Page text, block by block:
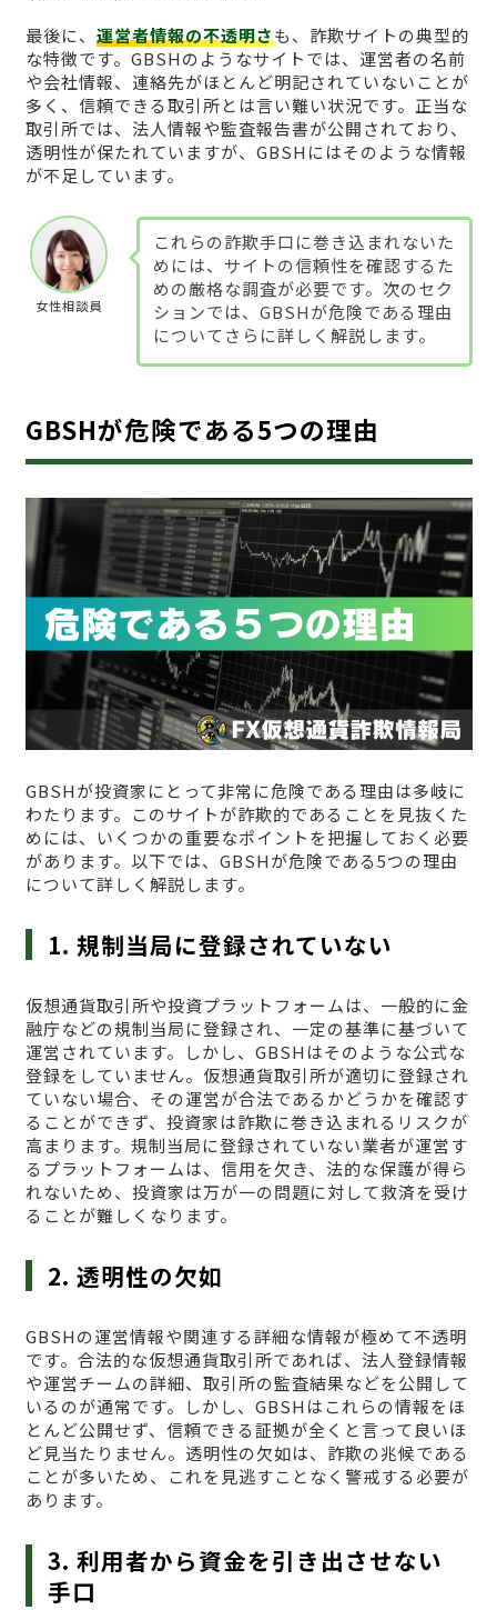
最後に、 運営者情報の不透明さも、詐欺サイトの典型的
な特徴です。GBSHのようなサイトでは、運営者の名前
や会社情報、連絡先がほとんど明記されていないことが
多く、信頼できる取引所とは言い難い状況です。正当な
取引所では、法人情報や監査報告書が公開されており、
透明性が保たれていますが、GBSHにはそのような情報
が不足しています。
女性相談員
これらの詐欺手口に巻き込まれないた
めには、サイトの信頼性を確認するた
めの厳格な調査が必要です。次のセク
ションでは、GBSHが危険である理由
についてさらに詳しく解説します。
GBSHが危険である5つの理由
GBSHが投資家にとって非常に危険である理由は多岐に
わたります。このサイトが詐欺的であることを見抜くた
めには、いくつかの重要なポイントを把握しておく必要
があります。以下では、GBSHが危険である5つの理由
について詳しく解説します。
1. 規制当局に登録されていない
仮想通貨取引所や投資プラットフォームは、一般的に金
融庁などの規制当局に登録され、一定の基準に基づいて
運営されています。しかし、GBSHはそのような公式な
登録をしていません。仮想通貨取引所が適切に登録され
ていない場合、その運営が合法であるかどうかを確認す
ることができず、投資家は詐欺に巻き込まれるリスクが
高まります。規制当局に登録されていない業者が運営す
るプラットフォームは、信用を欠き、法的な保護が得ら
れないため、投資家は万が一の問題に対して救済を受け
ることが難しくなります。
2. 透明性の欠如
GBSHの運営情報や関連する詳細な情報が極めて不透明
です。合法的な仮想通貨取引所であれば、法人登録情報
や運営チームの詳細、取引所の監査結果などを公開して
いるのが通常です。しかし、GBSHはこれらの情報をほ
とんど公開せず、信頼できる証拠が全くと言って良いほ
ど見当たりません。透明性の欠如は、詐欺の兆候である
ことが多いため、これを見逃すことなく警戒する必要が
あります。
3. 利用者から資金を引き出させない
手口